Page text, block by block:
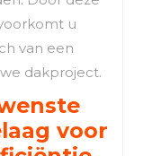
u
van een
dakproject.
voor